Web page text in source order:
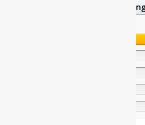
Füge deine